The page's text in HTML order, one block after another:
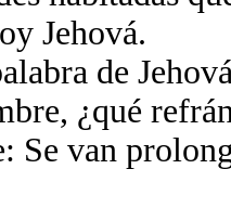
Jehová.
de
¿qué
Se van